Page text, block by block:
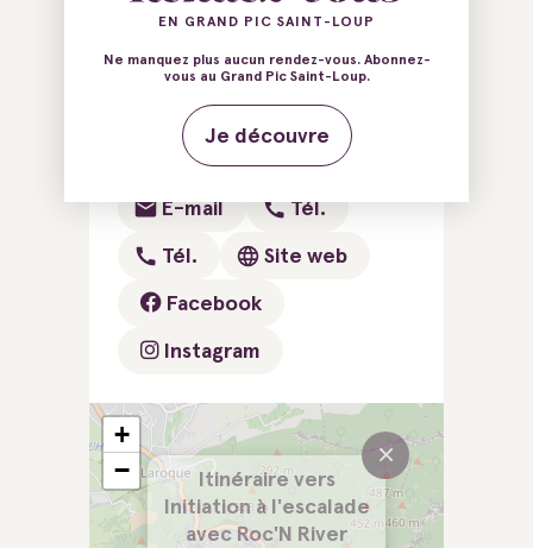
Base de Roc'N River
11 Avenue du Chemin Neuf
34190 Saint-Bauzille-de-
Putois
E-mail Tél.
Tél. Site web
Facebook
Instagram
Itinéraire vers
Initiation à l'escalade
avec Roc'N River
×
+
−
EN GRAND PIC SAINT-LOUP
Ne manquez plus aucun rendez-vous. Abonnez-
vous au Grand Pic Saint-Loup.
Je découvre